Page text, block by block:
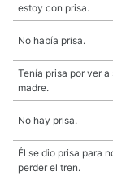
estoy con prisa.
No había prisa.
Tenía prisa por ver a
madre.
No hay prisa.
Él se dio prisa para
perder el tren.